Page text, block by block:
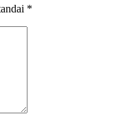
*